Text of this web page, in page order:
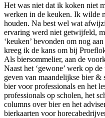
Het was niet dat ik koken niet
werken in de keuken. Ik wilde
houden. Na best wel wat
ervaring werd niet getwijfeld,
‘keuken’ bevonden om nog
kreeg ik de kans om bij
Als biersommelier, aan de
Naast het ‘gewone’ werk op
geven van maandelijkse bier
bier voor professionals en het
professionals op scholen, het
columns over bier en het
bierkaarten voor